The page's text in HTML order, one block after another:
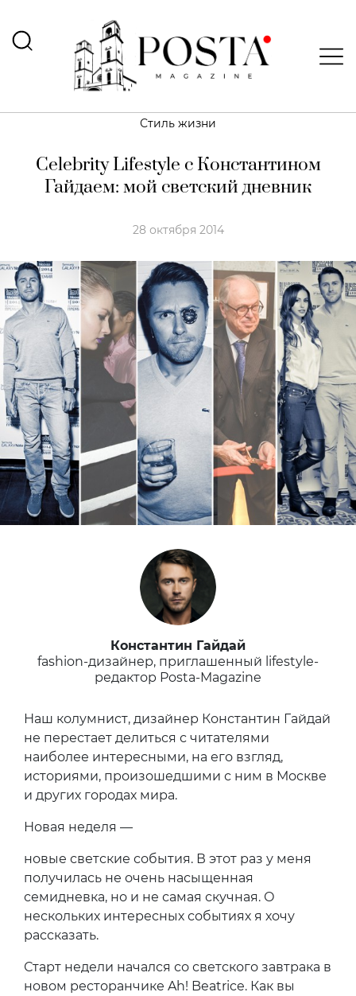
Стиль жизни
Celebrity Lifestyle с Константином
Гайдаем: мой светский дневник
28 октября 2014
Константин Гайдай
fashion-дизайнер, приглашенный lifestyle-
редактор Posta-Magazine
Наш колумнист, дизайнер Константин Гайдай
не перестает делиться с читателями
наиболее интересными, на его взгляд,
историями, произошедшими с ним в Москве
и других городах мира.
Новая неделя —
новые светские события. В этот раз у меня
получилась не очень насыщенная
семидневка, но и не самая скучная. О
нескольких интересных событиях я хочу
рассказать.
Старт недели начался со светского завтрака в
новом ресторанчике Ah! Beatrice. Как вы